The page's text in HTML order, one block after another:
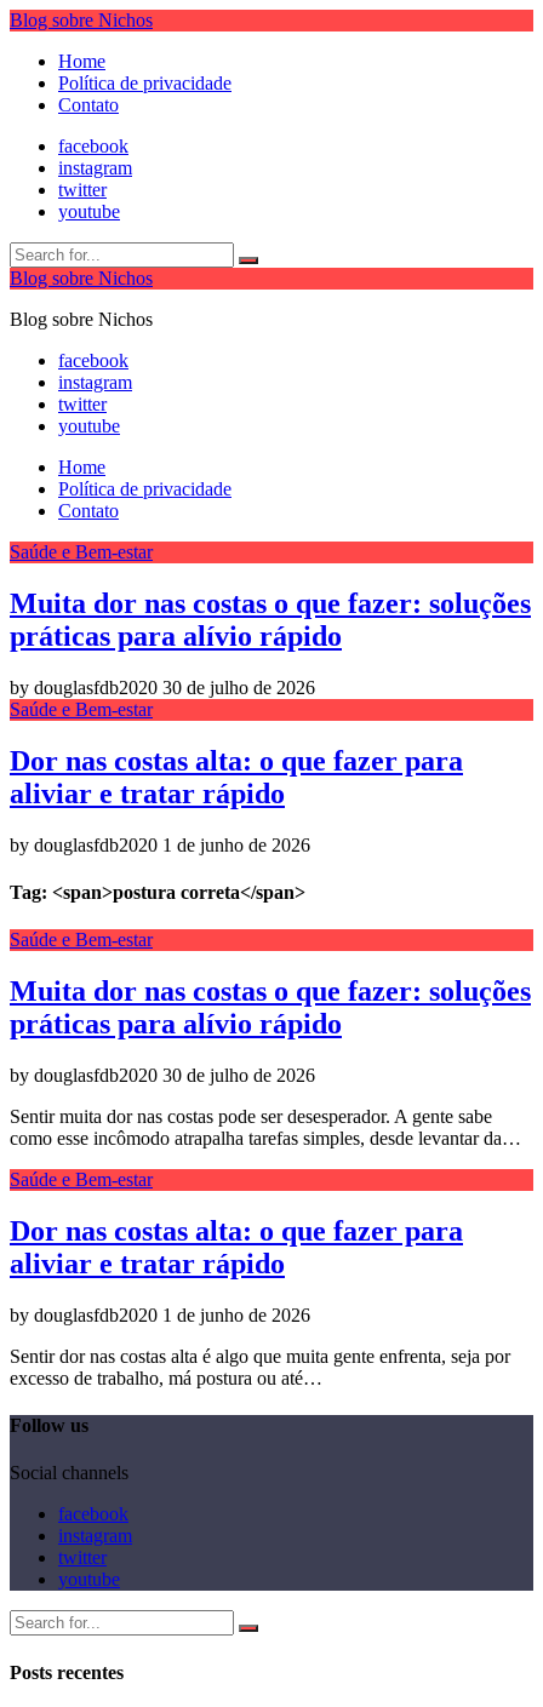
Blog sobre Nichos
Home
Política de privacidade
Contato
facebook
instagram
twitter
youtube
Blog sobre Nichos
Blog sobre Nichos
facebook
instagram
twitter
youtube
Home
Política de privacidade
Contato
Saúde e Bem-estar
Muita dor nas costas o que fazer: soluções
práticas para alívio rápido
by douglasfdb2020 30 de julho de 2026
Saúde e Bem-estar
Dor nas costas alta: o que fazer para
aliviar e tratar rápido
by douglasfdb2020 1 de junho de 2026
Tag: <span>postura correta</span>
Saúde e Bem-estar
Muita dor nas costas o que fazer: soluções
práticas para alívio rápido
by douglasfdb2020 30 de julho de 2026
Sentir muita dor nas costas pode ser desesperador. A gente sabe
como esse incômodo atrapalha tarefas simples, desde levantar da…
Saúde e Bem-estar
Dor nas costas alta: o que fazer para
aliviar e tratar rápido
by douglasfdb2020 1 de junho de 2026
Sentir dor nas costas alta é algo que muita gente enfrenta, seja por
excesso de trabalho, má postura ou até…
Follow us
Social channels
facebook
instagram
twitter
youtube
Posts recentes